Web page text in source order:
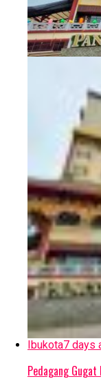
Ibukota7 days
Pedagang